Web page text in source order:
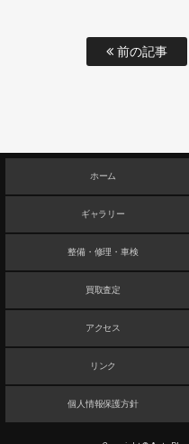
前の記事
ホーム
ギャラリー
整備・修理・車検
買取査定
アクセス
リンク
個人情報保護方針